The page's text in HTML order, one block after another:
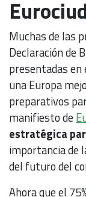
Muchas de las
Declaración de
presentadas en
una Europa
preparativos
manifiesto de
estratégica
importancia de
del futuro del
Ahora que el